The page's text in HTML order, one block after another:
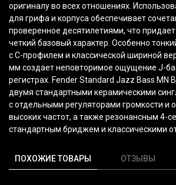
оригиналу во всех отношениях.
для грифа и корпуса обеспечивает
проверенное десятилетиями, что
четкий базовый характер. Особенно
с C-профилем и классической шириной
мм создает неповторимое ощущение J-
регистрах. Fender Standard Jazz Bass MN
двумя стандартными керамическими
с отдельными регуляторами громкости и
высоких частот, а также резонансным 4-
стандартным бриджем и классическими
ПОХОЖИЕ ТОВАРЫ ОТЗЫВЫ